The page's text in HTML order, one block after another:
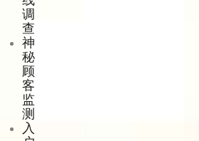
调
查
神
秘
顾
客
监
测
入